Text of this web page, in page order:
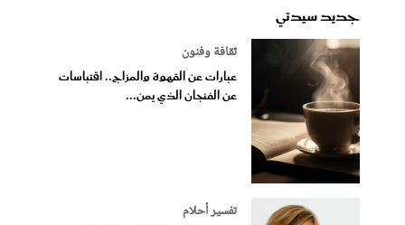
جديد سيدتي
ثقافة وفنون
عبارات عن القهوة والمزاج.. اقتباسات
عن الفنجان الذي يمن...
تفسير أحلام